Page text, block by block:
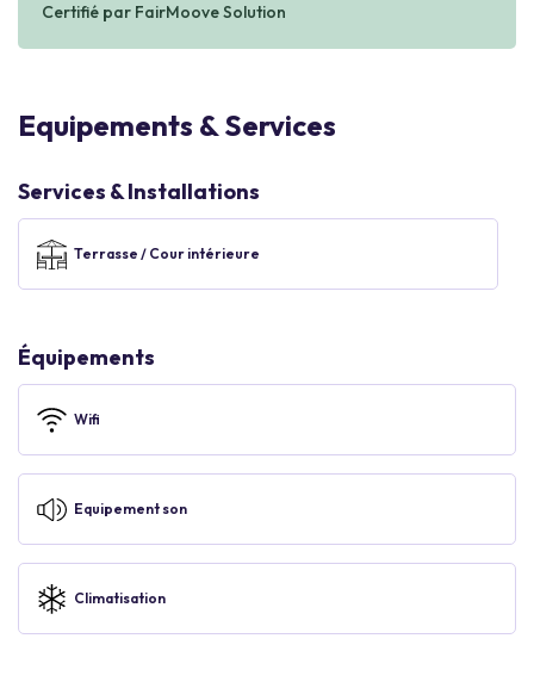
Certifié par FairMoove Solution
Equipements & Services
Services & Installations
Terrasse / Cour intérieure
Équipements
Wifi
Equipement son
Climatisation